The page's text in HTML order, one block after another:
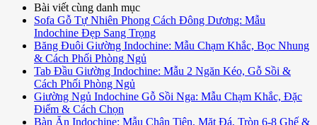
Bài viết cùng danh mục
Sofa Gỗ Tự Nhiên Phong Cách Đông Dương: Mẫu
Indochine Đẹp Sang Trọng
Băng Đuôi Giường Indochine: Mẫu Chạm Khắc, Bọc Nhung
& Cách Phối Phòng Ngủ
Tab Đầu Giường Indochine: Mẫu 2 Ngăn Kéo, Gỗ Sồi &
Cách Phối Phòng Ngủ
Giường Ngủ Indochine Gỗ Sồi Nga: Mẫu Chạm Khắc, Đặc
Điểm & Cách Chọn
Bàn Ăn Indochine: Mẫu Chân Tiện, Mặt Đá, Tròn 6-8 Ghế &